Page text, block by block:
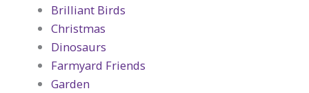
Brilliant Birds
Christmas
Dinosaurs
Farmyard Friends
Garden